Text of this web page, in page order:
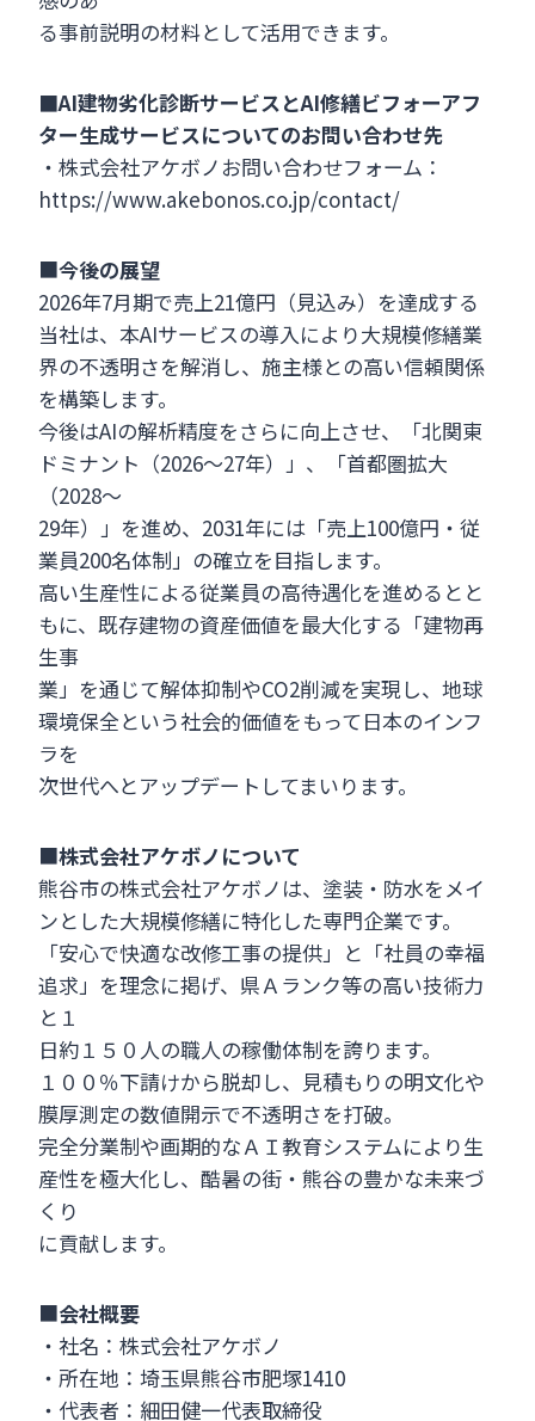
る事前説明の材料として活用できます。
■AI建物劣化診断サービスとAI修繕ビフォーアフ
ター生成サービスについてのお問い合わせ先
・株式会社アケボノお問い合わせフォーム：
https://www.akebonos.co.jp/contact/
■今後の展望
2026年7月期で売上21億円（見込み）を達成する
当社は、本AIサービスの導入により大規模修繕業
界の不透明さを解消し、施主様との高い信頼関係
を構築します。
今後はAIの解析精度をさらに向上させ、「北関東
ドミナント（2026〜27年）」、「首都圏拡大
（2028〜
29年）」を進め、2031年には「売上100億円・従
業員200名体制」の確立を目指します。
高い生産性による従業員の高待遇化を進めるとと
もに、既存建物の資産価値を最大化する「建物再
生事
業」を通じて解体抑制やCO2削減を実現し、地球
環境保全という社会的価値をもって日本のインフ
ラを
次世代へとアップデートしてまいります。
■株式会社アケボノについて
熊谷市の株式会社アケボノは、塗装・防水をメイ
ンとした大規模修繕に特化した専門企業です。
「安心で快適な改修工事の提供」と「社員の幸福
追求」を理念に掲げ、県Ａランク等の高い技術力
と１
日約１５０人の職人の稼働体制を誇ります。
１００％下請けから脱却し、見積もりの明文化や
膜厚測定の数値開示で不透明さを打破。
完全分業制や画期的なＡＩ教育システムにより生
産性を極大化し、酷暑の街・熊谷の豊かな未来づ
くり
に貢献します。
■会社概要
・社名：株式会社アケボノ
・所在地：埼玉県熊谷市肥塚1410
・代表者：細田健一代表取締役